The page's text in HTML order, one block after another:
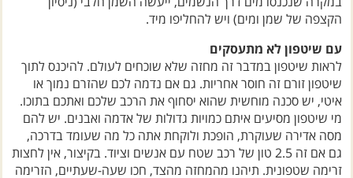
עם שיטפון לא מתעסקים
לראות שיטפון במדבר זה מחזה שלא שוכחים לעולם. להיכנס לתוך
שיטפון זורם זה חוסר אחריות. גם אם נדמה לכם שהזרם נמוך או
איטי, יש סכנה מוחשית שהוא יסחוף את הרכב שלכם ואתכם בתוכו.
מי שיטפון מסיעים איתם כמויות גדולות של אדמה ואבנים. יש להם
מסה אדירה שעוקרת, הופכת ולוקחת אתה כל מה שעומד בדרכה,
גם אם זה 2.5 טון של רכב שטח עם אנשים וציוד. בקיצור, אין לחצות
זרימה שטפונית. תיהנו מהמחזה מהצד, חכו שעה-שעתיים, הזרימה
תיפסק.